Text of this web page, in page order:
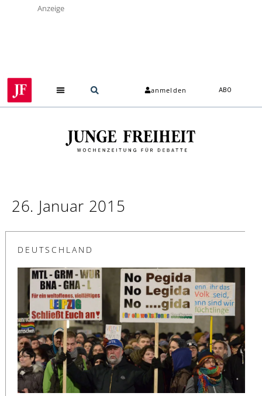
Anzeige
anmelden ABO
26. Januar 2015
DEUTSCHLAND